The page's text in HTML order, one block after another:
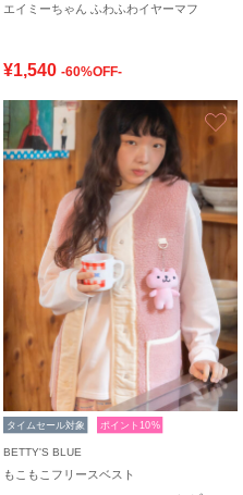
エイミーちゃん ふわふわイヤーマフ
¥1,540 -60%OFF-
お気に入り
タイムセール対象 ポイント10%
BETTY'S BLUE
もこもこフリースベスト